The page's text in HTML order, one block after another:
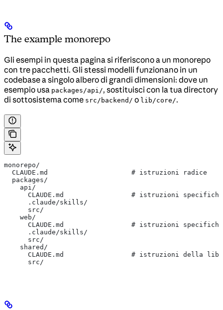
The example monorepo
Gli esempi in questa pagina si riferiscono a un monorepo
con tre pacchetti. Gli stessi modelli funzionano in un
codebase a singolo albero di grandi dimensioni: dove un
esempio usa packages/api/, sostituisci con la tua directory
di sottosistema come src/backend/ o lib/core/.
monorepo/
  CLAUDE.md                     # istruzioni radice
  packages/
    api/
CLAUDE.md                 # istruzioni
      .claude/skills/
      src/
    web/
CLAUDE.md                 # istruzioni
      .claude/skills/
      src/
    shared/
CLAUDE.md                 # istruzioni della
      src/